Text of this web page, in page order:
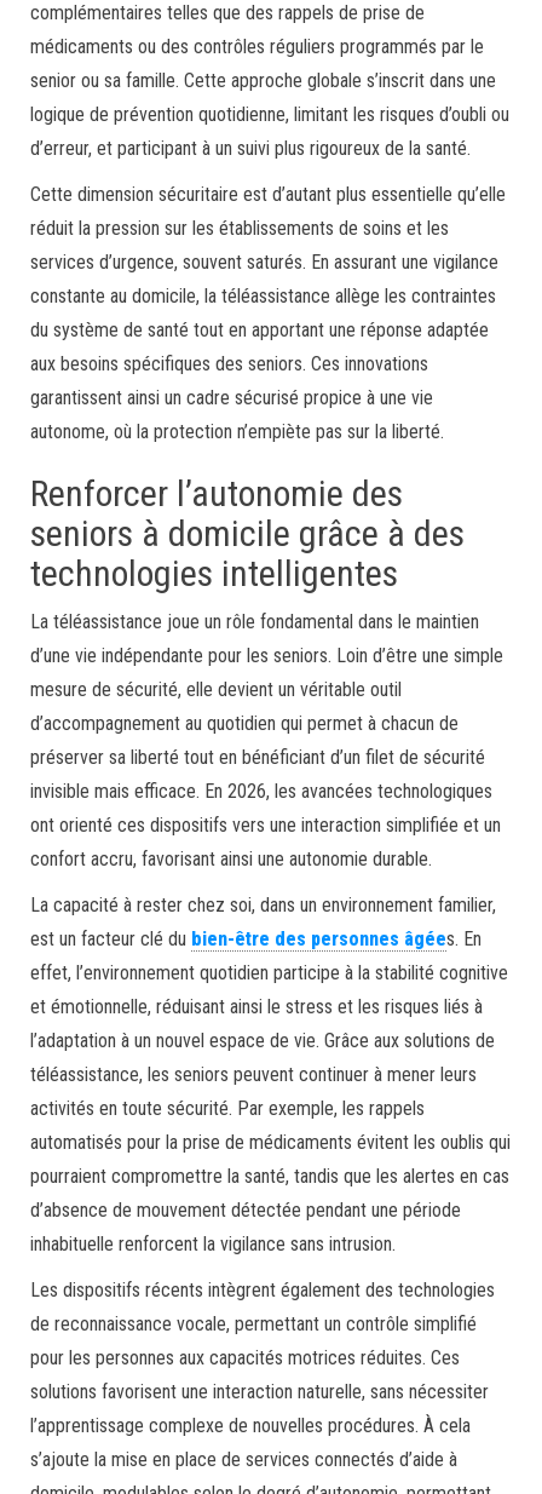
complémentaires telles que des rappels de prise de
médicaments ou des contrôles réguliers programmés par le
senior ou sa famille. Cette approche globale s’inscrit dans une
logique de prévention quotidienne, limitant les risques d’oubli ou
d’erreur, et participant à un suivi plus rigoureux de la santé.
Cette dimension sécuritaire est d’autant plus essentielle qu’elle
réduit la pression sur les établissements de soins et les
services d’urgence, souvent saturés. En assurant une vigilance
constante au domicile, la téléassistance allège les contraintes
du système de santé tout en apportant une réponse adaptée
aux besoins spécifiques des seniors. Ces innovations
garantissent ainsi un cadre sécurisé propice à une vie
autonome, où la protection n’empiète pas sur la liberté.
Renforcer l’autonomie des
seniors à domicile grâce à des
technologies intelligentes
La téléassistance joue un rôle fondamental dans le maintien
d’une vie indépendante pour les seniors. Loin d’être une simple
mesure de sécurité, elle devient un véritable outil
d’accompagnement au quotidien qui permet à chacun de
préserver sa liberté tout en bénéficiant d’un filet de sécurité
invisible mais efficace. En 2026, les avancées technologiques
ont orienté ces dispositifs vers une interaction simplifiée et un
confort accru, favorisant ainsi une autonomie durable.
La capacité à rester chez soi, dans un environnement familier,
est un facteur clé du bien-être des personnes âgées. En
effet, l’environnement quotidien participe à la stabilité cognitive
et émotionnelle, réduisant ainsi le stress et les risques liés à
l’adaptation à un nouvel espace de vie. Grâce aux solutions de
téléassistance, les seniors peuvent continuer à mener leurs
activités en toute sécurité. Par exemple, les rappels
automatisés pour la prise de médicaments évitent les oublis qui
pourraient compromettre la santé, tandis que les alertes en cas
d’absence de mouvement détectée pendant une période
inhabituelle renforcent la vigilance sans intrusion.
Les dispositifs récents intègrent également des technologies
de reconnaissance vocale, permettant un contrôle simplifié
pour les personnes aux capacités motrices réduites. Ces
solutions favorisent une interaction naturelle, sans nécessiter
l’apprentissage complexe de nouvelles procédures. À cela
s’ajoute la mise en place de services connectés d’aide à